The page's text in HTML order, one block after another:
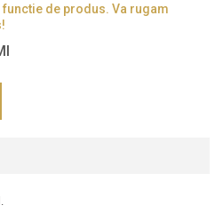
functie de produs. Va rugam